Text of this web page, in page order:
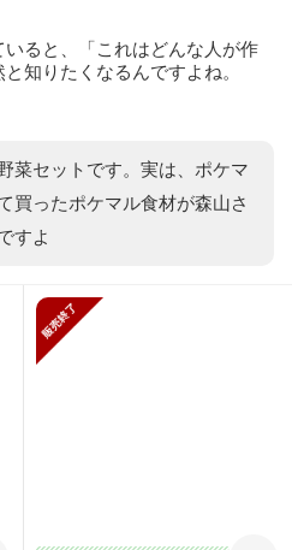
ると、「これはどんな人が作
知りたくなるんですよね。
菜セットです。実は、ポケマ
買ったポケマル食材が森山さ
すよ